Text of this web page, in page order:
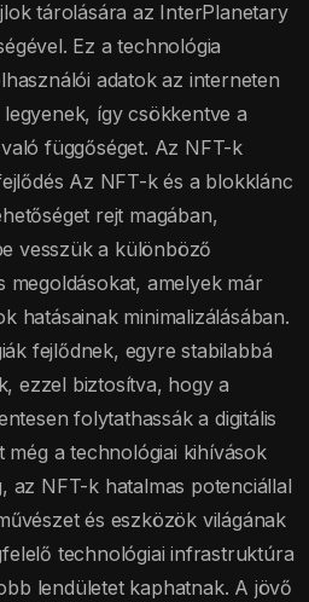
tárolására az InterPlanetary
Ez a technológia
adatok az interneten
így csökkentve a
függőséget. Az NFT-k
Az NFT-k és a blokklánc
rejt magában,
vesszük a különböző
megoldásokat, amelyek már
hatásainak minimalizálásában.
fejlődnek, egyre stabilabbá
ezzel biztosítva, hogy a
folytathassák a digitális
a technológiai kihívások
az NFT-k hatalmas potenciállal
és eszközök világának
technológiai infrastruktúra
lendületet kaphatnak. A jövő